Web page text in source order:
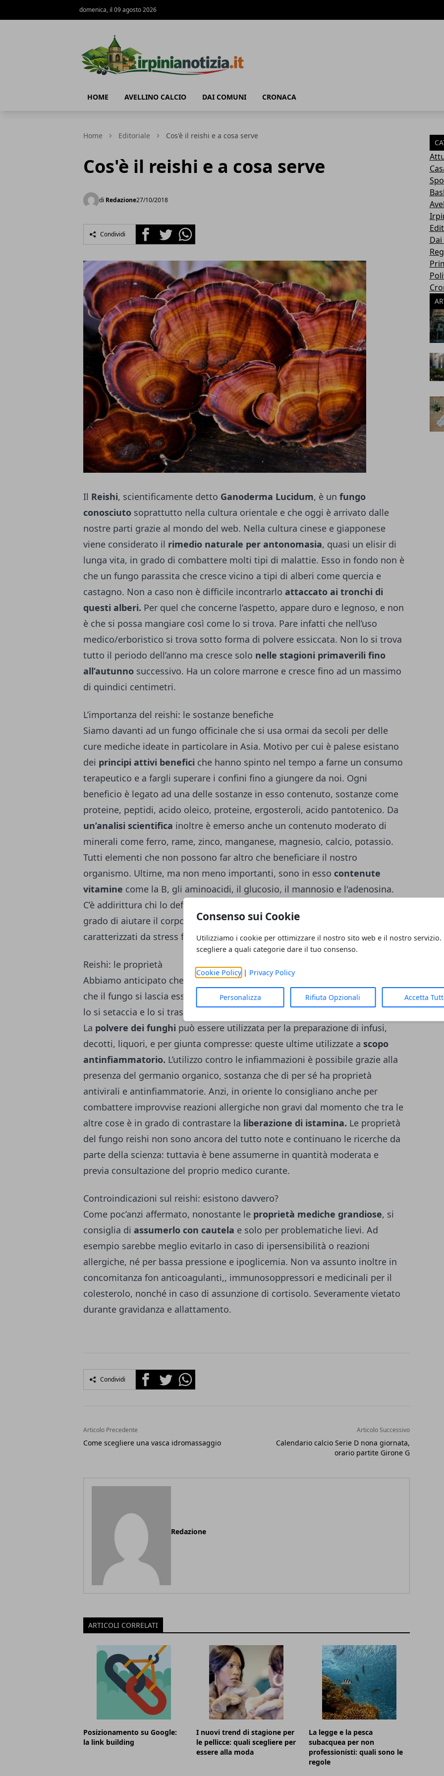
Consenso sui Cookie
Utilizziamo i cookie per ottimizzare il nostro sito web e il nostro servizio.
scegliere a quali categorie dare il tuo consenso.
Cookie Policy| Privacy Policy
Personalizza Rifiuta Opzionali Accetta
domenica, il 09 agosto 2026
HOME AVELLINO CALCIO DAI COMUNI CRONACA
Home Editoriale Cos'è il reishi e a cosa serve
Cos'è il reishi e a cosa serve
di Redazione27/10/2018
Condividi FacebookTwitterWhatsapp
Il Reishi, scientificamente detto Ganoderma Lucidum, è un fungo
conosciuto soprattutto nella cultura orientale e che oggi è arrivato dalle
nostre parti grazie al mondo del web. Nella cultura cinese e giapponese
viene considerato il rimedio naturale per antonomasia, quasi un elisir di
lunga vita, in grado di combattere molti tipi di malattie. Esso in fondo non è
che un fungo parassita che cresce vicino a tipi di alberi come quercia e
castagno. Non a caso non è difficile incontrarlo attaccato ai tronchi di
questi alberi. Per quel che concerne l’aspetto, appare duro e legnoso, e non
è che si possa mangiare così come lo si trova. Pare infatti che nell’uso
medico/erboristico si trova sotto forma di polvere essiccata. Non lo si trova
tutto il periodo dell’anno ma cresce solo nelle stagioni primaverili fino
all’autunno successivo. Ha un colore marrone e cresce fino ad un massimo
di quindici centimetri.
L’importanza del reishi: le sostanze benefiche
Siamo davanti ad un fungo officinale che si usa ormai da secoli per delle
cure mediche ideate in particolare in Asia. Motivo per cui è palese esistano
dei principi attivi benefici che hanno spinto nel tempo a farne un consumo
terapeutico e a fargli superare i confini fino a giungere da noi. Ogni
beneficio è legato ad una delle sostanze in esso contenuto, sostanze come
proteine, peptidi, acido oleico, proteine, ergosteroli, acido pantotenico. Da
un’analisi scientifica inoltre è emerso anche un contenuto moderato di
minerali come ferro, rame, zinco, manganese, magnesio, calcio, potassio.
Tutti elementi che non possono far altro che beneficiare il nostro
organismo. Ultime, ma non meno importanti, sono in esso contenute
vitamine come la B, gli aminoacidi, il glucosio, il mannosio e l'adenosina.
C’è addirittura chi lo definisce alimento adattogeno, ovvero elemento in
grado di aiutare il corpo a far fronte a delle situazione e a dei periodi
caratterizzati da stress fisico e stress mentale importanti.
Reishi: le proprietà
Abbiamo anticipato che il Ganoderma si assume in polvere: vuol dire cioè
che il fungo si lascia essiccare, macerare e poi si sbriciola. A questo punto
lo si setaccia e lo si trasforma in polvere sottile (un po' come fosse la farina).
La polvere dei funghi può essere utilizzata per la preparazione di infusi,
decotti, liquori, e per giunta compresse: queste ultime utilizzate a scopo
antinfiammatorio. L’utilizzo contro le infiammazioni è possibile grazie alla
presenza del germanio organico, sostanza che di per sé ha proprietà
antivirali e antinfiammatorie. Anzi, in oriente lo consigliano anche per
combattere improvvise reazioni allergiche non gravi dal momento che tra le
altre cose è in grado di contrastare la liberazione di istamina. Le proprietà
del fungo reishi non sono ancora del tutto note e continuano le ricerche da
parte della scienza: tuttavia è bene assumerne in quantità moderata e
previa consultazione del proprio medico curante.
Controindicazioni sul reishi: esistono davvero?
Come poc’anzi affermato, nonostante le proprietà mediche grandiose, si
consiglia di assumerlo con cautela e solo per problematiche lievi. Ad
esempio sarebbe meglio evitarlo in caso di ipersensibilità o reazioni
allergiche, né per bassa pressione e ipoglicemia. Non va assunto inoltre in
concomitanza fon anticoagulanti,, immunosoppressori e medicinali per il
colesterolo, nonché in caso di assunzione di cortisolo. Severamente vietato
durante gravidanza e allattamento.
Condividi FacebookTwitterWhatsapp
Articolo Precedente
Come scegliere una vasca idromassaggio
Articolo Successivo
Calendario calcio Serie D nona giornata,
orario partite Girone G
Redazione
ARTICOLI CORRELATI
Posizionamento su Google:
la link building
I nuovi trend di stagione per
le pellicce: quali scegliere per
essere alla moda
La legge e la pesca
subacquea per non
professionisti: quali sono le
regole